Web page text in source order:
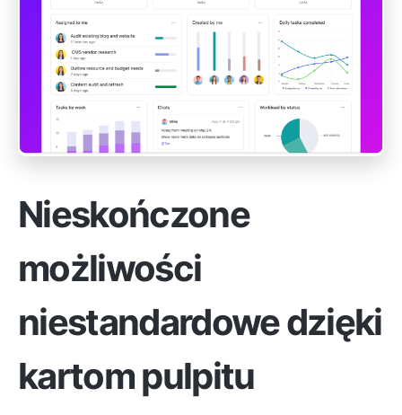
Nieskończone
możliwości
niestandardowe dzięki
kartom pulpitu